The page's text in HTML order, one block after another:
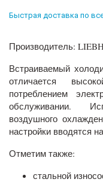
Быстрая доставка по
Производитель:
Встраиваемый
отличается
потреблением
обслуживании.
воздушного
настройки вводятся
Отметим также:
стальной